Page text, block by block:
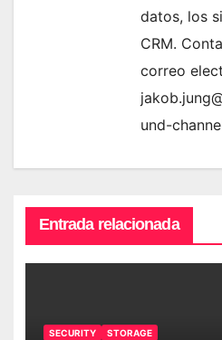
datos, los
CRM.
correo
und-
Entrada relacionada
SECURITY STORAGE